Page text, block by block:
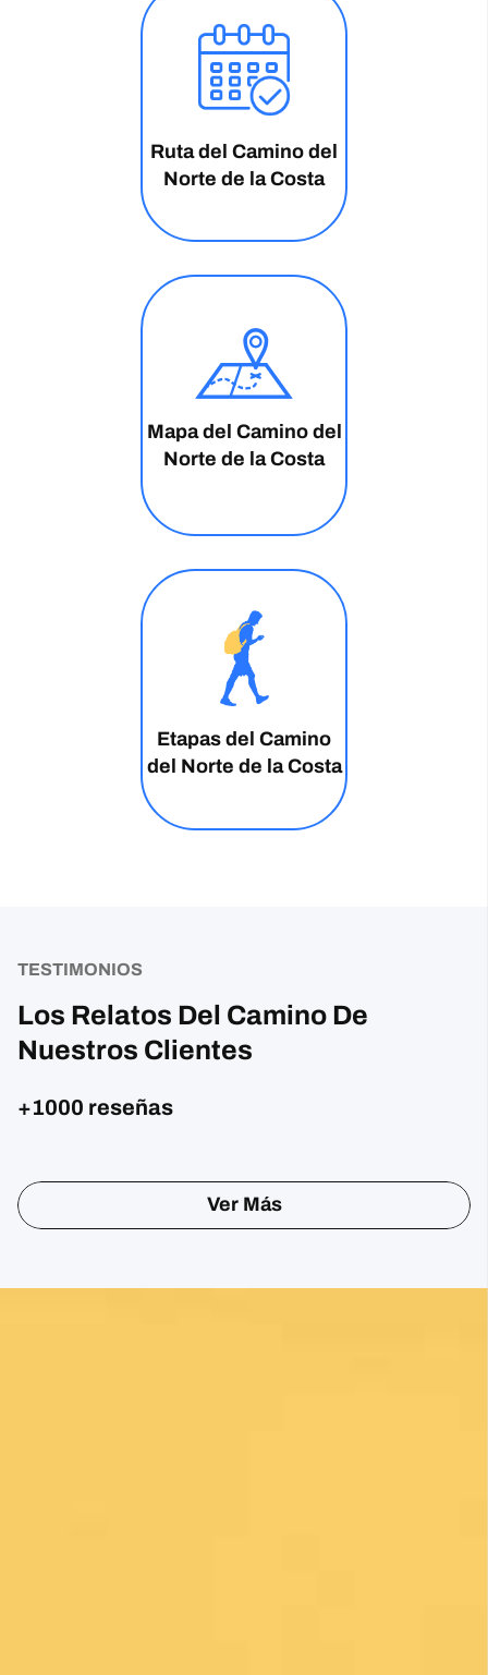
Ruta del Camino del
Norte de la Costa
Mapa del Camino del
Norte de la Costa
Etapas del Camino
del Norte de la Costa
TESTIMONIOS
Los Relatos Del Camino De
Nuestros Clientes
+1000 reseñas